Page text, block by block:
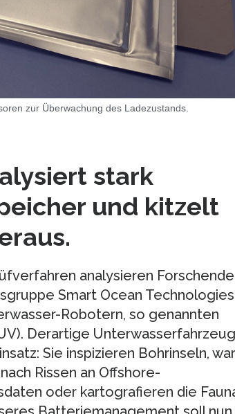
zur Überwachung des Ladezustands.
stark
und kitzelt
analysieren
Smart Ocean Technologies
Robotern, so genannten
Derartige
Sie inspizieren Bohrinseln,
Rissen an Offshore-
oder kartografieren die